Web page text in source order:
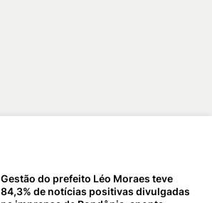
Gestão do prefeito Léo Moraes teve
84,3% de notícias positivas divulgadas